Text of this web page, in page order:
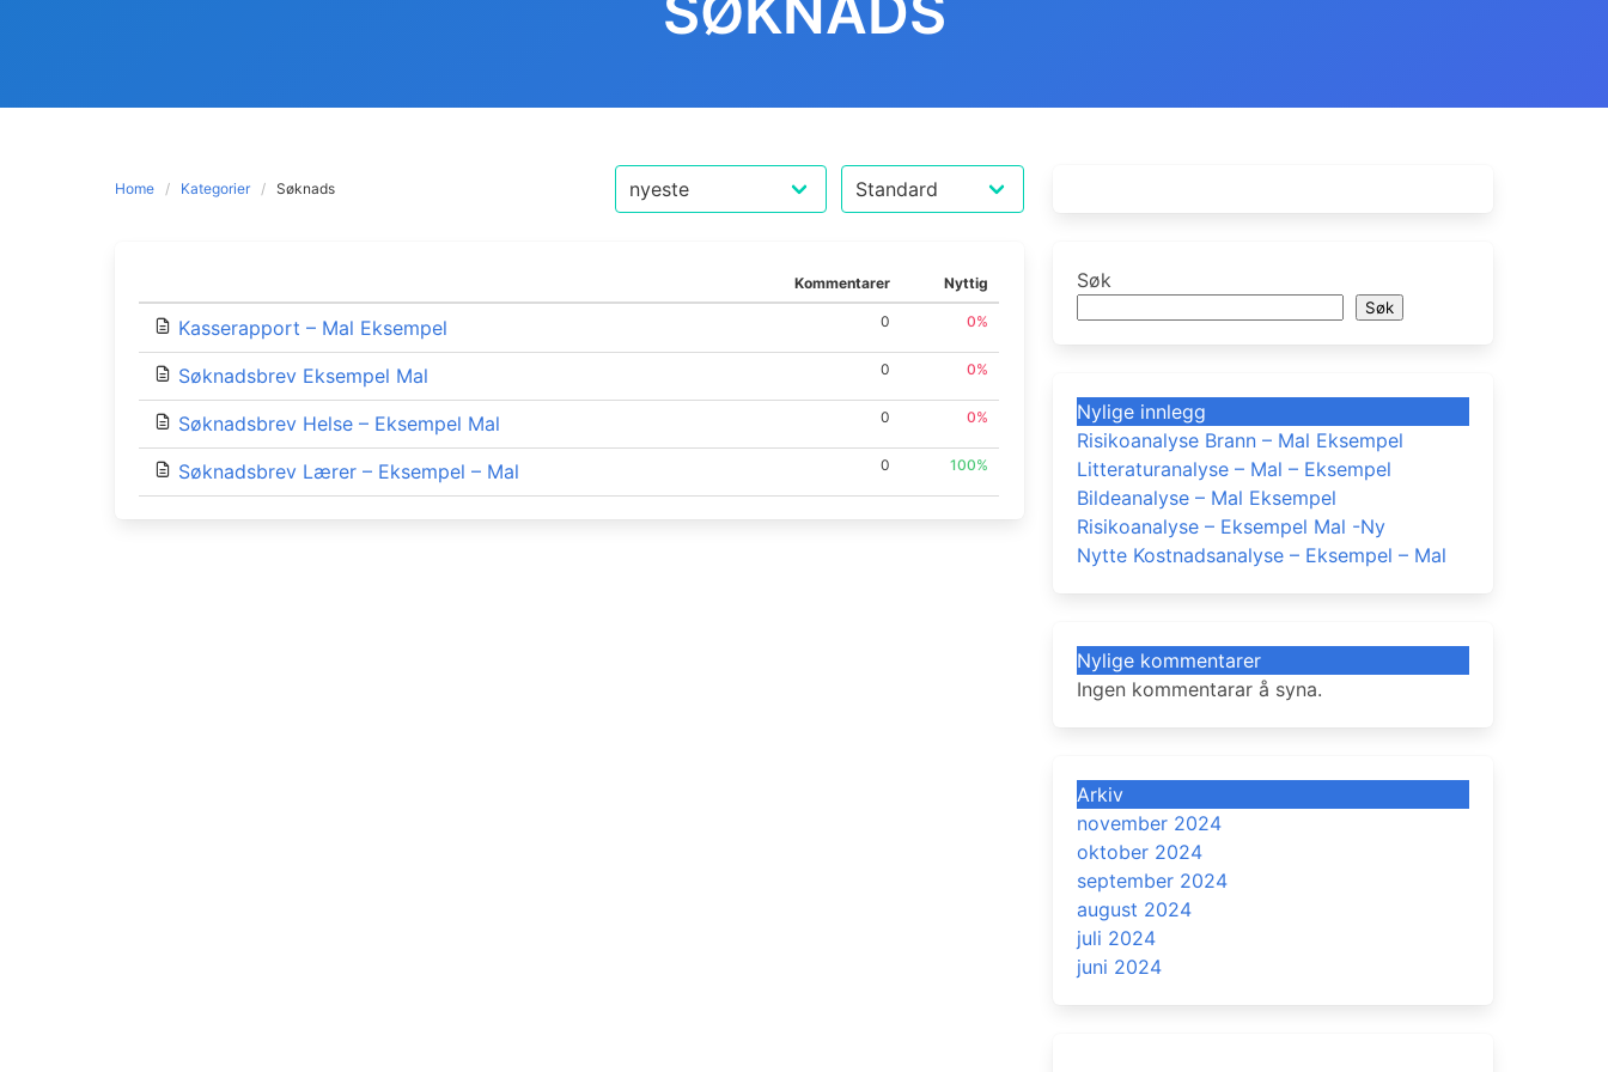
Home Kategorier Søknads
Kommentarer Nyttig
Kasserapport – Mal Eksempel 0 0%
Søknadsbrev Eksempel Mal 0 0%
Søknadsbrev Helse – Eksempel Mal 0 0%
Søknadsbrev Lærer – Eksempel – Mal 0 100%
Søk
Søk
Nylige innlegg
Risikoanalyse Brann – Mal Eksempel
Litteraturanalyse – Mal – Eksempel
Bildeanalyse – Mal Eksempel
Risikoanalyse – Eksempel Mal -Ny
Nytte Kostnadsanalyse – Eksempel – Mal
Nylige kommentarer
Ingen kommentarar å syna.
Arkiv
november 2024
oktober 2024
september 2024
august 2024
juli 2024
juni 2024